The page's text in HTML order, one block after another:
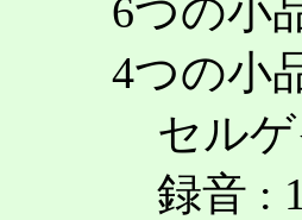
6つの小品
4つの小品
セルゲイ・
録音 : 1937